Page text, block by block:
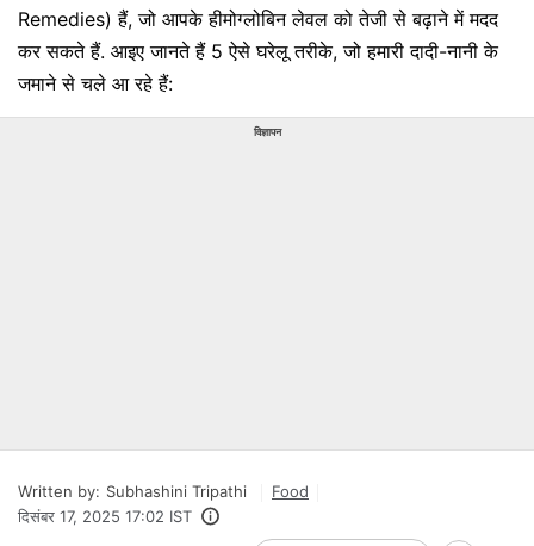
Remedies) हैं, जो आपके हीमोग्लोबिन लेवल को तेजी से बढ़ाने में मदद
कर सकते हैं. आइए जानते हैं 5 ऐसे घरेलू तरीके, जो हमारी दादी-नानी के
जमाने से चले आ रहे हैं:
विज्ञापन
Written by: Subhashini Tripathi
Food
दिसंबर 17, 2025 17:02 IST